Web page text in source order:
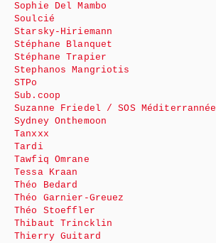
Sophie Del Mambo
Soulcié
Starsky-Hiriemann
Stéphane Blanquet
Stéphane Trapier
Stephanos Mangriotis
STPo
Sub.coop
Suzanne Friedel / SOS Méditerrannée
Sydney Onthemoon
Tanxxx
Tardi
Tawfiq Omrane
Tessa Kraan
Théo Bedard
Théo Garnier-Greuez
Théo Stoeffler
Thibaut Trincklin
Thierry Guitard